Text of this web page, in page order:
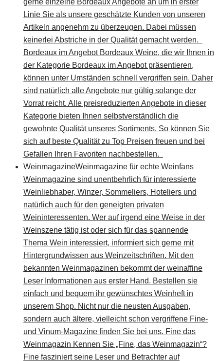
gerne einzelne Bordeaux Angebote an um in erster
Linie Sie als unsere geschätzte Kunden von unseren
Artikeln angenehm zu überzeugen. Dabei müssen
keinerlei Abstriche in der Qualität gemacht werden.
Bordeaux im Angebot Bordeaux Weine, die wir Ihnen in
der Kategorie Bordeaux im Angebot präsentieren,
können unter Umständen schnell vergriffen sein. Daher
sind natürlich alle Angebote nur gültig solange der
Vorrat reicht. Alle preisreduzierten Angebote in dieser
Kategorie bieten Ihnen selbstverständlich die
gewohnte Qualität unseres Sortiments. So können Sie
sich auf beste Qualität zu Top Preisen freuen und bei
Gefallen Ihren Favoriten nachbestellen.
WeinmagazineWeinmagazine für echte Weinfans
Weinmagazine sind unentbehrlich für interessierte
Weinliebhaber, Winzer, Sommeliers, Hoteliers und
natürlich auch für den geneigten privaten
Weininteressenten. Wer auf irgend eine Weise in der
Weinszene tätig ist oder sich für das spannende
Thema Wein interessiert, informiert sich gerne mit
Hintergrundwissen aus Weinzeitschriften. Mit den
bekannten Weinmagazinen bekommt der weinaffine
Leser Informationen aus erster Hand. Bestellen sie
einfach und bequem ihr gewünschtes Weinheft in
unserem Shop. Nicht nur die neusten Ausgaben,
sondern auch ältere, vielleicht schon vergriffene Fine-
und Vinum-Magazine finden Sie bei uns. Fine das
Weinmagazin Kennen Sie „Fine, das Weinmagazin“?
Fine fasziniert seine Leser und Betrachter auf